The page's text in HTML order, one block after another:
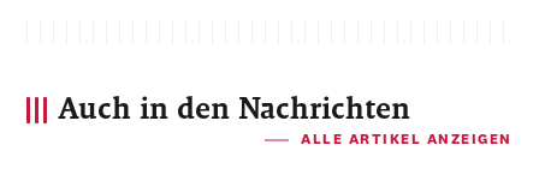
Auch in den Nachrichten
ALLE ARTIKEL ANZEIGEN